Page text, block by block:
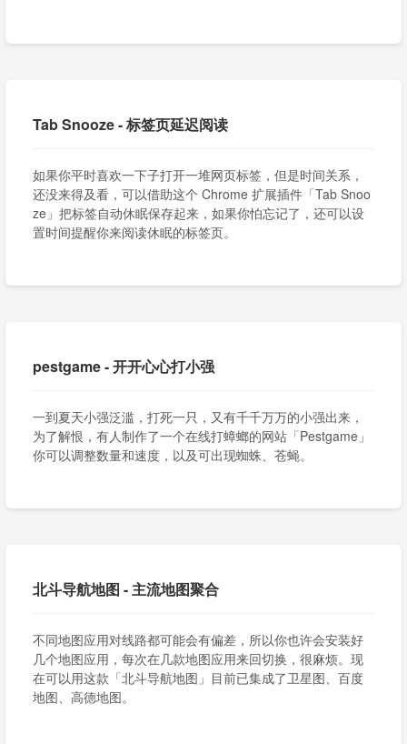
Tab Snooze - 标签页延迟阅读
如果你平时喜欢一下子打开一堆网页标签，但是时间关系，
还没来得及看，可以借助这个 Chrome 扩展插件「Tab Snoo
ze」把标签自动休眠保存起来，如果你怕忘记了，还可以设
置时间提醒你来阅读休眠的标签页。
pestgame - 开开心心打小强
一到夏天小强泛滥，打死一只，又有千千万万的小强出来，
为了解恨，有人制作了一个在线打蟑螂的网站「Pestgame」
你可以调整数量和速度，以及可出现蜘蛛、苍蝇。
北斗导航地图 - 主流地图聚合
不同地图应用对线路都可能会有偏差，所以你也许会安装好
几个地图应用，每次在几款地图应用来回切换，很麻烦。现
在可以用这款「北斗导航地图」目前已集成了卫星图、百度
地图、高德地图。